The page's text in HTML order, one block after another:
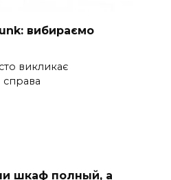
вибираємо
викликає
шкаф полный, а